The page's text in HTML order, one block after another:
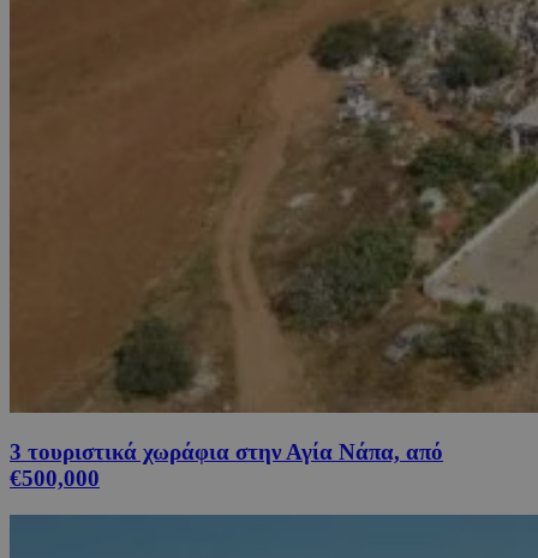
3 τουριστικά χωράφια στην Αγία Νάπα, από
€500,000